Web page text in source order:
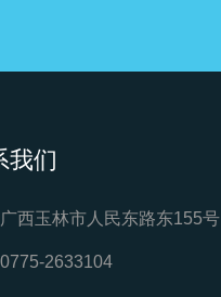
我们
广西玉林市人民东路东155号
0775-2633104